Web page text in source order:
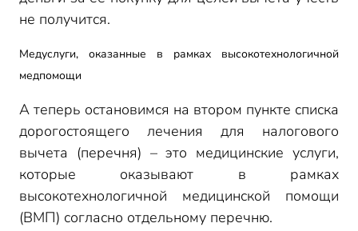
не получится.
Медуслуги, оказанные в рамках высокотехнологичной
медпомощи
А теперь остановимся на втором пункте списка
дорогостоящего лечения для налогового
вычета (перечня) – это медицинские услуги,
которые оказывают в рамках
высокотехнологичной медицинской помощи
(ВМП) согласно отдельному перечню.